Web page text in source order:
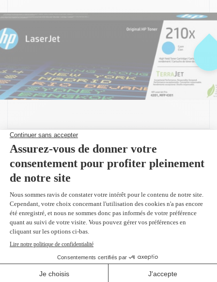
Produit(s) alternatif(s)
remplacement du
W2101X
cyan 5,500 pages